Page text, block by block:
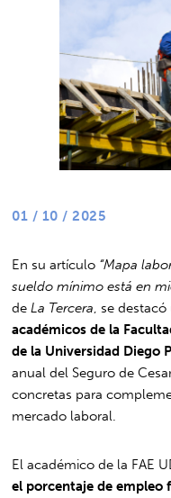
01 / 10 / 2025
En su artículo “Mapa
sueldo mínimo está en
de La Tercera , se
académicos de la
de la Universidad Diego
anual del Seguro de
concretas para
mercado laboral.
El académico de la FAE
el porcentaje de empleo